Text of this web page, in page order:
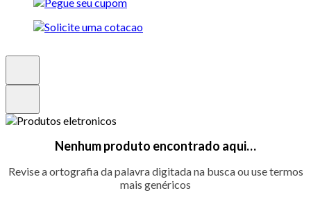
Nenhum produto encontrado aqui…
Revise a ortografia da palavra digitada na busca ou use termos
mais genéricos